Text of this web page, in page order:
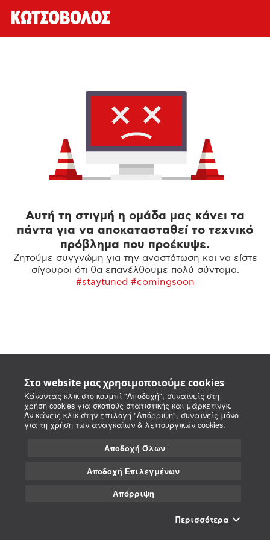
Στο website μας χρησιμοποιούμε cookies
Κάνοντας κλικ στο κουμπί "Αποδοχή", συναινείς στη
χρήση cookies για σκοπούς στατιστικής και μάρκετινγκ.
Αν κάνεις κλικ στην επιλογή "Απόρριψη", συναινείς μόνο
για τη χρήση των αναγκαίων & λειτουργικών cookies.
Αποδοχή Όλων
Αποδοχή Επιλεγμένων
Απόρριψη
Περισσότερα
Αυτή τη στιγμή η ομάδα μας κάνει τα
πάντα για να αποκατασταθεί το τεχνικό
πρόβλημα που προέκυψε.
Ζητούμε συγγνώμη για την αναστάτωση και να είστε
σίγουροι ότι θα επανέλθουμε πολύ σύντομα.
#staytuned #comingsoon